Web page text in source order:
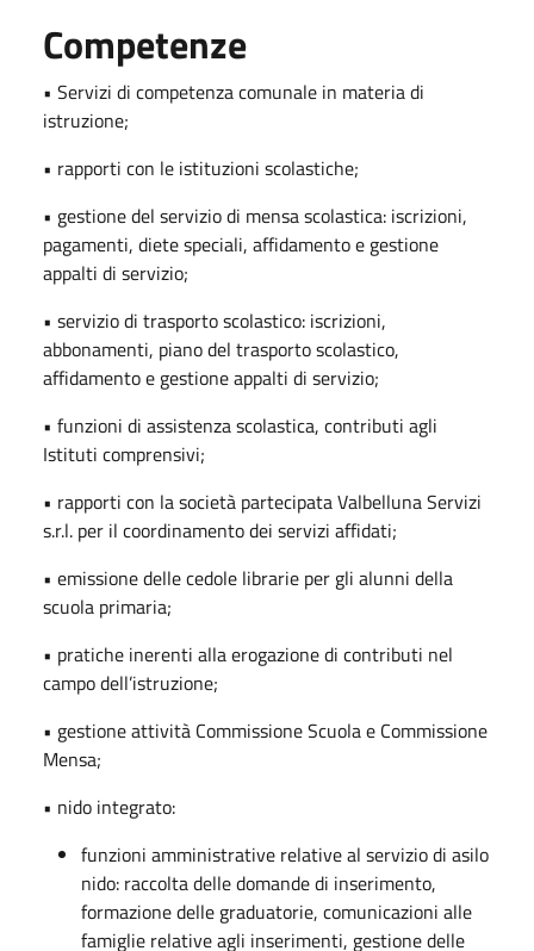
Competenze
• Servizi di competenza comunale in materia di
istruzione;
• rapporti con le istituzioni scolastiche;
• gestione del servizio di mensa scolastica: iscrizioni,
pagamenti, diete speciali, affidamento e gestione
appalti di servizio;
• servizio di trasporto scolastico: iscrizioni,
abbonamenti, piano del trasporto scolastico,
affidamento e gestione appalti di servizio;
• funzioni di assistenza scolastica, contributi agli
Istituti comprensivi;
• rapporti con la società partecipata Valbelluna Servizi
s.r.l. per il coordinamento dei servizi affidati;
• emissione delle cedole librarie per gli alunni della
scuola primaria;
• pratiche inerenti alla erogazione di contributi nel
campo dell’istruzione;
• gestione attività Commissione Scuola e Commissione
Mensa;
• nido integrato:
funzioni amministrative relative al servizio di asilo
nido: raccolta delle domande di inserimento,
formazione delle graduatorie, comunicazioni alle
famiglie relative agli inserimenti, gestione delle